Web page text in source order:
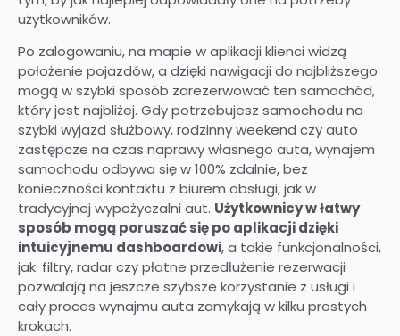
użytkowników.
Po zalogowaniu, na mapie w aplikacji klienci widzą
położenie pojazdów, a dzięki nawigacji do najbliższego
mogą w szybki sposób zarezerwować ten samochód,
który jest najbliżej. Gdy potrzebujesz samochodu na
szybki wyjazd służbowy, rodzinny weekend czy auto
zastępcze na czas naprawy własnego auta, wynajem
samochodu odbywa się w 100% zdalnie, bez
konieczności kontaktu z biurem obsługi, jak w
tradycyjnej wypożyczalni aut. Użytkownicy w łatwy
sposób mogą poruszać się po aplikacji dzięki
intuicyjnemu dashboardowi, a takie funkcjonalności,
jak: filtry, radar czy płatne przedłużenie rezerwacji
pozwalają na jeszcze szybsze korzystanie z usługi i
cały proces wynajmu auta zamykają w kilku prostych
krokach.